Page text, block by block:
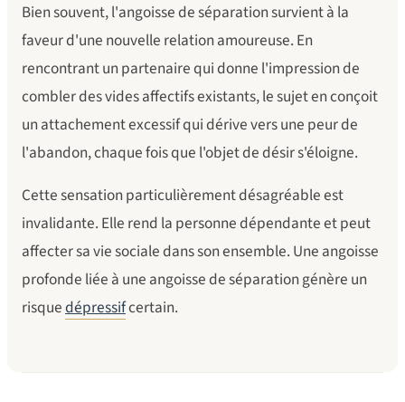
Bien souvent, l'angoisse de séparation survient à la
faveur d'une nouvelle relation amoureuse. En
rencontrant un partenaire qui donne l'impression de
combler des vides affectifs existants, le sujet en conçoit
un attachement excessif qui dérive vers une peur de
l'abandon, chaque fois que l'objet de désir s'éloigne.
Cette sensation particulièrement désagréable est
invalidante. Elle rend la personne dépendante et peut
affecter sa vie sociale dans son ensemble. Une angoisse
profonde liée à une angoisse de séparation génère un
risquedépressifcertain.